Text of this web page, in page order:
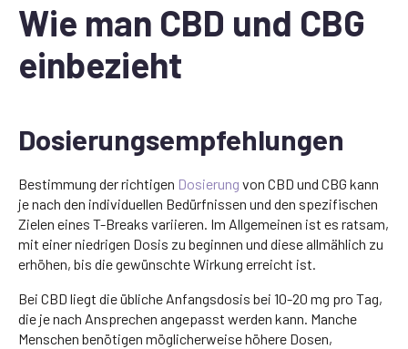
Wie man CBD und CBG
einbezieht
Dosierungsempfehlungen
Bestimmung der richtigen Dosierung von CBD und CBG kann
je nach den individuellen Bedürfnissen und den spezifischen
Zielen eines T-Breaks variieren. Im Allgemeinen ist es ratsam,
mit einer niedrigen Dosis zu beginnen und diese allmählich zu
erhöhen, bis die gewünschte Wirkung erreicht ist.
Bei CBD liegt die übliche Anfangsdosis bei 10-20 mg pro Tag,
die je nach Ansprechen angepasst werden kann. Manche
Menschen benötigen möglicherweise höhere Dosen,